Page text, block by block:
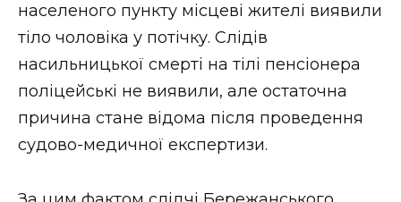
ВІДЕО
населеного пункту місцеві жителі виявили
тіло чоловіка у потічку. Слідів
насильницької смерті на тілі пенсіонера
поліцейські не виявили, але остаточна
причина стане відома після проведення
судово-медичної експертизи.